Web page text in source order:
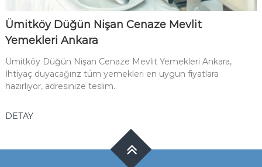
Ümitköy Düğün Nişan Cenaze Mevlit
Yemekleri Ankara
Ümitköy Düğün Nişan Cenaze Mevlit Yemekleri Ankara,
İhtiyaç duyacağınz tüm yemekleri en uygun fiyatlara
hazırlıyor, adresinize teslim..
DETAY